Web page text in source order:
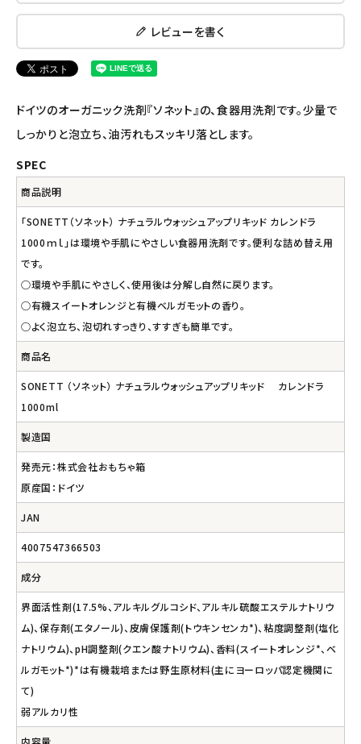
コラム・スタッフのおすすめ
ご利用ガイド等
アカウント情報
ようこそ ゲスト 様
meeting_room ログイン person 会員登録
レビューを書く
ドイツのオーガニック洗剤『ソネット』の、食器用洗剤です。少量で
しっかりと泡立ち、油汚れもスッキリ落とします。
SPEC
商品説明
「SONETT（ソネット） ナチュラルウォッシュアップリキッド カレンドラ
1000ｍｌ」は環境や手肌にやさしい食器用洗剤です。便利な詰め替え用
です。
○環境や手肌にやさしく、使用後は分解し自然に戻ります。
○有機スイートオレンジと有機ベルガモットの香り。
○よく泡立ち、泡切れすっきり、すすぎも簡単です。
商品名
SONETT （ソネット） ナチュラルウォッシュアップリキッド カレンドラ
1000ml
製造国
発売元：株式会社おもちゃ箱
原産国：ドイツ
JAN
4007547366503
成分
界面活性剤(17.5%、アルキルグルコシド、アルキル硫酸エステルナトリウ
ム)、保存剤(エタノール)、皮膚保護剤(トウキンセンカ*)、粘度調整剤(塩化
ナトリウム)、pH調整剤(クエン酸ナトリウム)、香料(スイートオレンジ*、ベ
ルガモット*)*は有機栽培または野生原材料(主にヨーロッパ認定機関に
て)
弱アルカリ性
内容量